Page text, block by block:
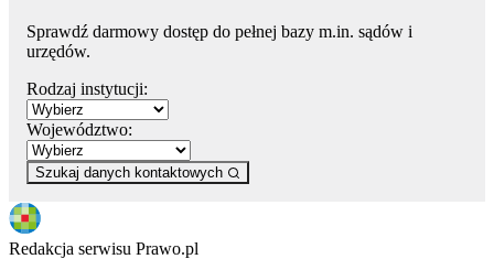
Sprawdź darmowy dostęp do pełnej bazy m.in. sądów i
urzędów.
Rodzaj instytucji:
Województwo:
Szukaj danych kontaktowych
Redakcja serwisu Prawo.pl